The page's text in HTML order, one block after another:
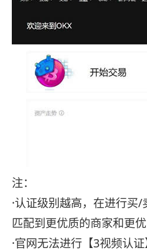
注：
·认证级别越高，在进行买
匹配到更优质的商家和更优
·官网无法进行【3视频认